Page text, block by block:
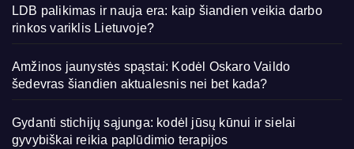
LDB palikimas ir nauja era: kaip šiandien veikia darbo
rinkos variklis Lietuvoje?
Amžinos jaunystės spąstai: Kodėl Oskaro Vaildo
šedevras šiandien aktualesnis nei bet kada?
Gydanti stichijų sąjunga: kodėl jūsų kūnui ir sielai
gyvybiškai reikia paplūdimio terapijos